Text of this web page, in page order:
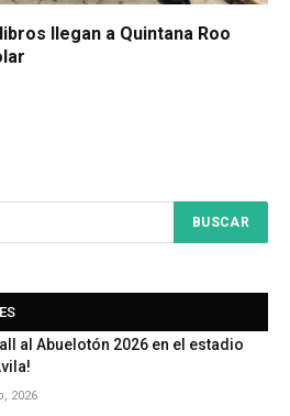
llegan a Quintana Roo
al Abuelotón 2026 en el estadio
2026